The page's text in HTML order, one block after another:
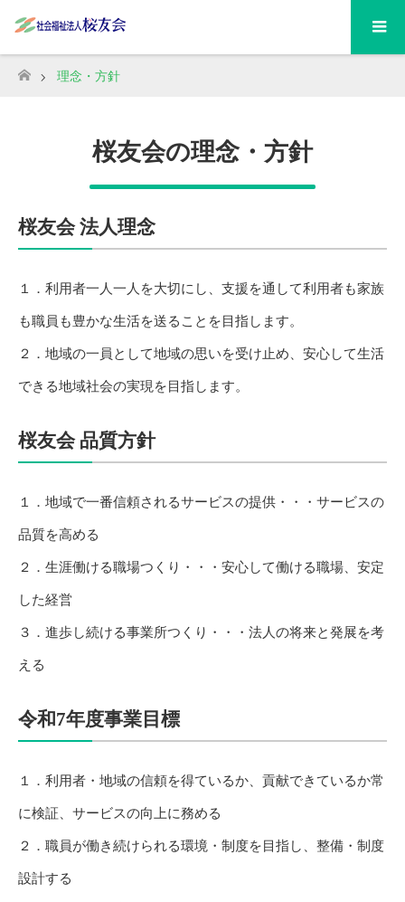
ホーム
理念・方針
桜友会の理念・方針
桜友会 法人理念
１．利用者一人一人を大切にし、支援を通して利用者も家族
も職員も豊かな生活を送ることを目指します。
２．地域の一員として地域の思いを受け止め、安心して生活
できる地域社会の実現を目指します。
桜友会 品質方針
１．地域で一番信頼されるサービスの提供・・・サービスの
品質を高める
２．生涯働ける職場つくり・・・安心して働ける職場、安定
した経営
３．進歩し続ける事業所つくり・・・法人の将来と発展を考
える
令和7年度事業目標
１．利用者・地域の信頼を得ているか、貢献できているか常
に検証、サービスの向上に務める
２．職員が働き続けられる環境・制度を目指し、整備・制度
設計する